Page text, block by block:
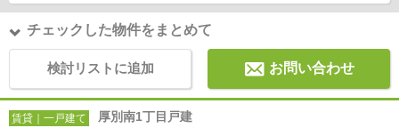
チェックした物件をまとめて
検討リストに追加 お問い合わせ
賃貸｜一戸建て 厚別南1丁目戸建